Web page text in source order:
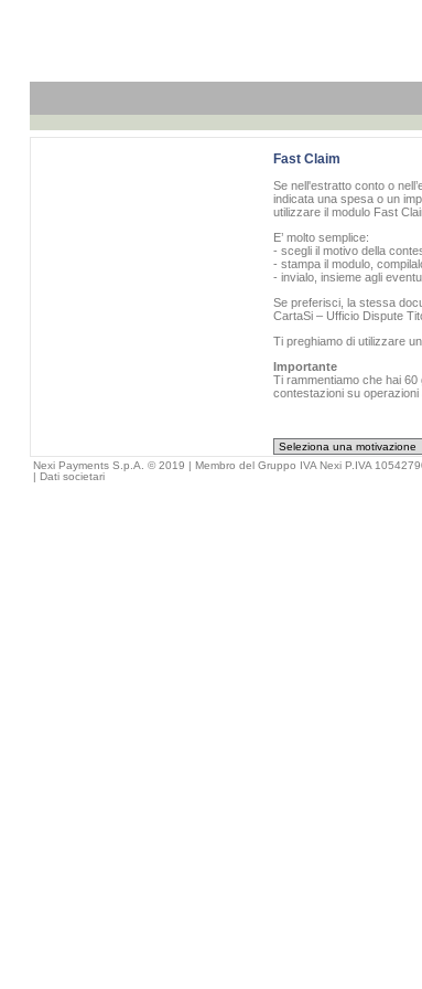
Fast Claim
Se nell'estratto conto o
indicata una spesa o un
utilizzare il modulo Fast
E’ molto semplice:
- scegli il motivo della
- stampa il modulo,
- invialo, insieme agli
Se preferisci, la stessa
CartaSi – Ufficio Dispute
Ti preghiamo di utilizzare
Importante
Ti rammentiamo che hai 60
contestazioni su operazioni
Nexi Payments S.p.A. © 2019 | Membro del Gruppo IVA Nexi P.IVA
| Dati societari